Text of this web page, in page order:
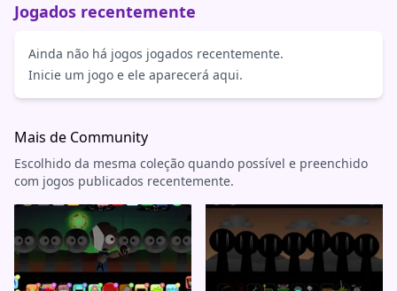
Jogados recentemente
Ainda não há jogos jogados recentemente.
Inicie um jogo e ele aparecerá aqui.
Mais de Community
Escolhido da mesma coleção quando possível e preenchido
com jogos publicados recentemente.